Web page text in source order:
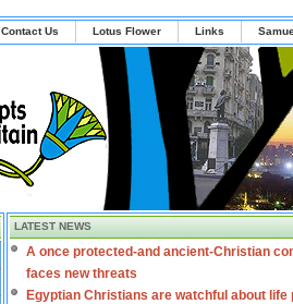
Contact Us Lotus Flower Links
LATEST NEWS
A once protected-and ancient-Christian
faces new threats
Egyptian Christians are watchful about life